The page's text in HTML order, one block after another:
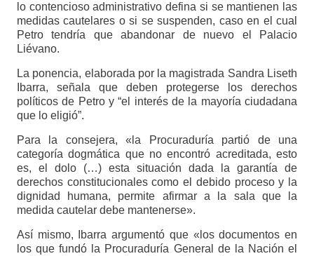
lo contencioso administrativo defina si se mantienen las
medidas cautelares o si se suspenden, caso en el cual
Petro tendría que abandonar de nuevo el Palacio
Liévano.
La ponencia, elaborada por la magistrada Sandra Liseth
Ibarra, señala que deben protegerse los derechos
políticos de Petro y “el interés de la mayoría ciudadana
que lo eligió”.
Para la consejera, «la Procuraduría partió de una
categoría dogmática que no encontró acreditada, esto
es, el dolo (…) esta situación dada la garantía de
derechos constitucionales como el debido proceso y la
dignidad humana, permite afirmar a la sala que la
medida cautelar debe mantenerse».
Así mismo, Ibarra argumentó que «los documentos en
los que fundó la Procuraduría General de la Nación el